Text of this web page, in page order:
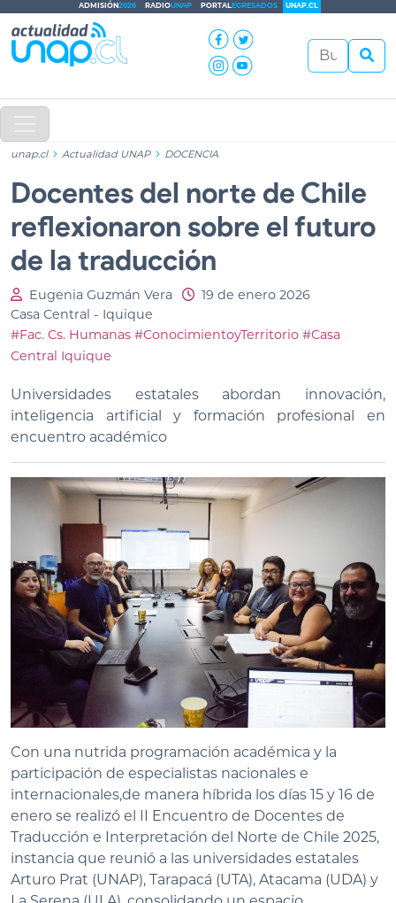
ADMISIÓN2026 RADIOUNAP PORTALEGRESADOS UNAP.CL
unap.cl Actualidad UNAP DOCENCIA
Docentes del norte de Chile
reflexionaron sobre el futuro
de la traducción
Eugenia Guzmán Vera
19 de enero 2026
Casa Central - Iquique
#Fac. Cs. Humanas #ConocimientoyTerritorio #Casa
Central Iquique
Universidades estatales abordan innovación,
inteligencia artificial y formación profesional en
encuentro académico
Con una nutrida programación académica y la
participación de especialistas nacionales e
internacionales,de manera híbrida los días 15 y 16 de
enero se realizó el II Encuentro de Docentes de
Traducción e Interpretación del Norte de Chile 2025,
instancia que reunió a las universidades estatales
Arturo Prat (UNAP), Tarapacá (UTA), Atacama (UDA) y